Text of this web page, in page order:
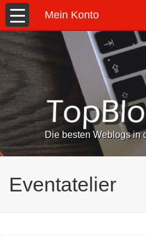
Mein Konto
Die besten Weblogs in
Eventatelier